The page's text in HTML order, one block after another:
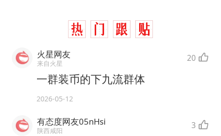
火星网友
来自火星 20
一群装币的下九流群体
2026-05-12
有态度网友05nHsi
陕西咸阳 3